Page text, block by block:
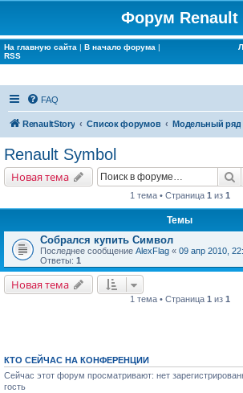
Форум Renault
На главную сайта | В начало форума |
RSS
FAQ
RenaultStory Список форумов Модельный ряд
Renault Symbol
Новая тема
1 тема • Страница 1 из 1
Темы
Собрался купить Символ
Последнее сообщение AlexFlag « 09 апр 2010,
Ответы: 1
Новая тема
1 тема • Страница 1 из 1
КТО СЕЙЧАС НА КОНФЕРЕНЦИИ
Сейчас этот форум просматривают: нет
гость